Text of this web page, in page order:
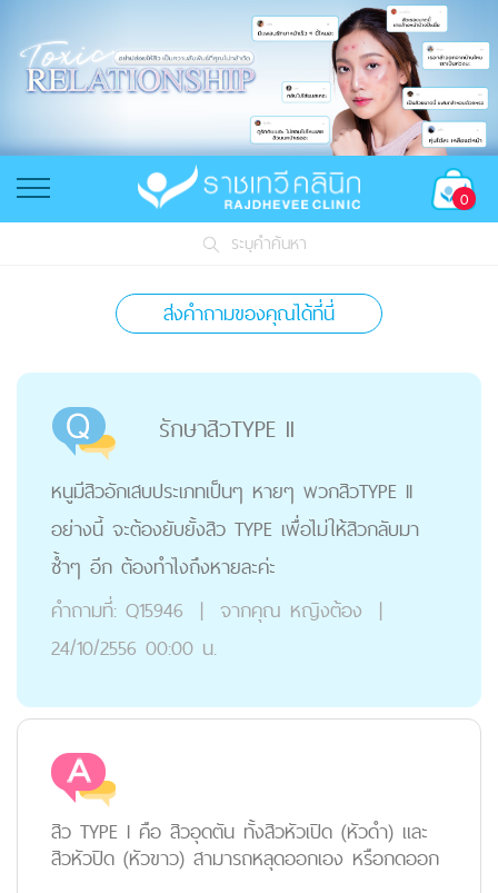
0
ระบุคำค้นหา
ส่งคำถามของคุณได้ที่นี่
รักษาสิวTYPE II
หนูมีสิวอักเสบประเภทเป็นๆ หายๆ พวกสิวTYPE II
อย่างนี้ จะต้องยับยั้งสิว TYPE เพื่อไม่ให้สิวกลับมา
ซ้ำๆ อีก ต้องทำไงถึงหายละค่ะ
คำถามที่: Q15946 | จากคุณ หญิงต้อง |
24/10/2556 00:00 น.
สิว TYPE I คือ สิวอุดตัน ทั้งสิวหัวเปิด (หัวดำ) และ
สิวหัวปิด (หัวขาว) สามารถหลุดออกเอง หรือกดออก